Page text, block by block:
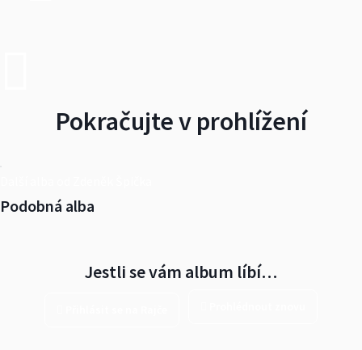
Pokračujte v prohlížení
Podobná alba
Jestli se vám album líbí…